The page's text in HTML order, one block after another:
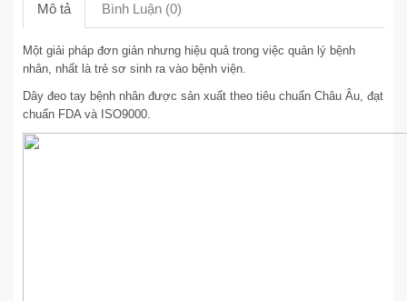
Mô tả Bình Luận (0)
Một giải pháp đơn giản nhưng hiệu quả trong việc quản lý bệnh
nhân, nhất là trẻ sơ sinh ra vào bệnh viện.
Dây đeo tay bệnh nhân được sản xuất theo tiêu chuẩn Châu Âu, đạt
chuẩn FDA và ISO9000.